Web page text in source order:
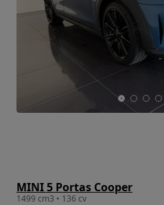
MINI 5 Portas Cooper
1499 cm3 • 136 cv